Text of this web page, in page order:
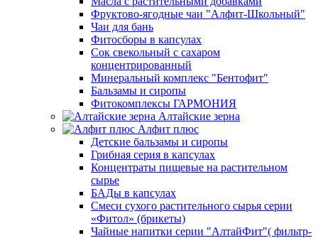
Фруктово-ягодные чаи "Алфит-Школьный"
Чаи для бань
Фитосборы в капсулах
Сок свекольный с сахаром
концентрированный
Минеральный комплекс "Бентофит"
Бальзамы и сиропы
Фитокомплексы ГАРМОНИЯ
Алтайские зерна
Алфит плюс
Детские бальзамы и сиропы
Грибная серия в капсулах
Концентраты пищевые на растительном
сырье
БАДы в капсулах
Смеси сухого растительного сырья серии
«Фитол» (брикеты)
Чайные напитки серии "АлтайФит"( фильтр-